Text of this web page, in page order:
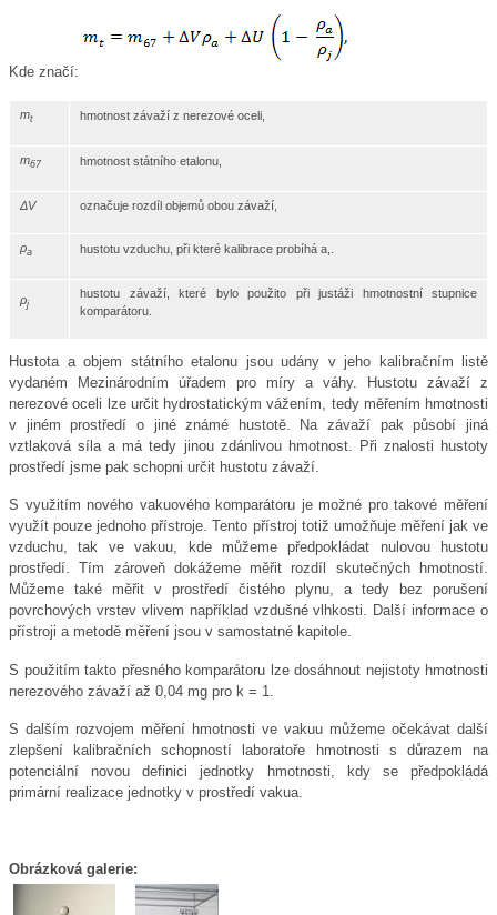
Kde značí:
mt hmotnost závaží z nerezové oceli,
m67 hmotnost státního etalonu,
ΔV označuje rozdíl objemů obou závaží,
ρa hustotu vzduchu, při které kalibrace probíhá a,.
ρj
hustotu závaží, které bylo použito při justáži hmotnostní stupnice
komparátoru.
Hustota a objem státního etalonu jsou udány v jeho kalibračním listě
vydaném Mezinárodním úřadem pro míry a váhy. Hustotu závaží z
nerezové oceli lze určit hydrostatickým vážením, tedy měřením hmotnosti
v jiném prostředí o jiné známé hustotě. Na závaží pak působí jiná
vztlaková síla a má tedy jinou zdánlivou hmotnost. Při znalosti hustoty
prostředí jsme pak schopni určit hustotu závaží.
S využitím nového vakuového komparátoru je možné pro takové měření
využít pouze jednoho přístroje. Tento přístroj totiž umožňuje měření jak ve
vzduchu, tak ve vakuu, kde můžeme předpokládat nulovou hustotu
prostředí. Tím zároveň dokážeme měřit rozdíl skutečných hmotností.
Můžeme také měřit v prostředí čistého plynu, a tedy bez porušení
povrchových vrstev vlivem například vzdušné vlhkosti. Další informace o
přístroji a metodě měření jsou v samostatné kapitole.
S použitím takto přesného komparátoru lze dosáhnout nejistoty hmotnosti
nerezového závaží až 0,04 mg pro k = 1.
S dalším rozvojem měření hmotnosti ve vakuu můžeme očekávat další
zlepšení kalibračních schopností laboratoře hmotnosti s důrazem na
potenciální novou definici jednotky hmotnosti, kdy se předpokládá
primární realizace jednotky v prostředí vakua.
Obrázková galerie: